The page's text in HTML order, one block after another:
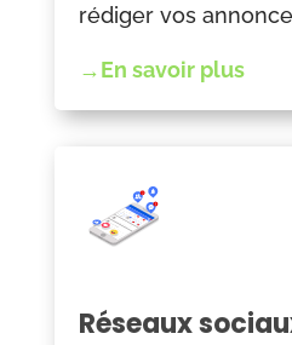
rédiger vos
→En savoir plus
Réseaux